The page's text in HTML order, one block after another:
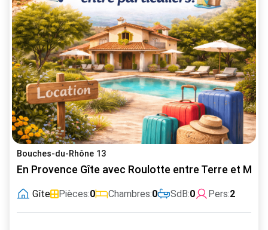
Bouches-du-Rhône 13
En Provence Gîte avec Roulotte entre Terre et
Gîte Pièces:0 Chambres:0 SdB:0 Pers:2